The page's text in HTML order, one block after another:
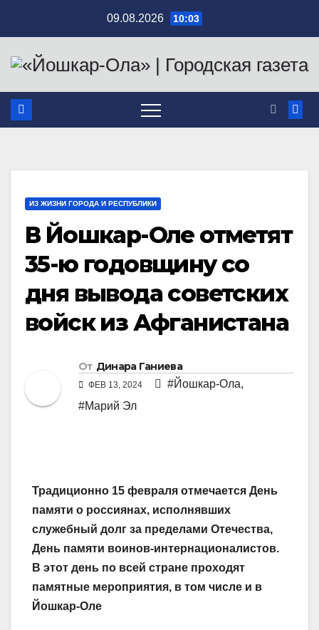
содержимому
09.08.2026 10:03
ИЗ ЖИЗНИ ГОРОДА И РЕСПУБЛИКИ
В Йошкар-Оле отметят
35-ю годовщину со
дня вывода советских
войск из Афганистана
От Динара Ганиева
ФЕВ 13, 2024 #Йошкар-Ола,
#Марий Эл
Традиционно 15 февраля отмечается День
памяти о россиянах, исполнявших
служебный долг за пределами Отечества,
День памяти воинов-интернационалистов.
В этот день по всей стране проходят
памятные мероприятия, в том числе и в
Йошкар-Оле